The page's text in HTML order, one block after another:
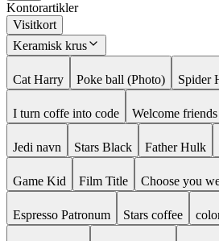
Kontorartikler
Visitkort
Keramisk krus
Cat Harry Poke ball (Photo) Spider
I turn coffe into code Welcome friends
Jedi navn Stars Black Father Hulk
Game Kid Film Title Choose you
Espresso Patronum Stars coffee